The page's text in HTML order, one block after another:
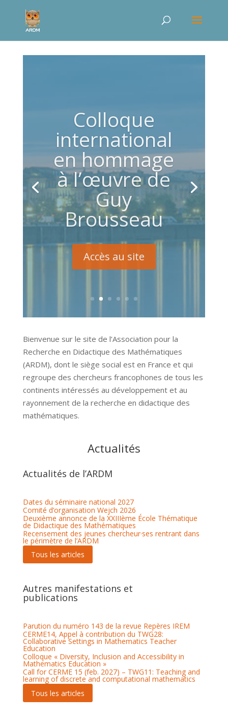
Colloque
international
en hommage
à l’œuvre de
Guy
Brousseau
Accès au site
Bienvenue sur le site de l’Association pour la
Recherche en Didactique des Mathématiques
(ARDM), dont le siège social est en France et qui
regroupe des chercheurs francophones de tous les
continents intéressés au développement et au
rayonnement de la recherche en didactique des
mathématiques.
Actualités
Actualités de l’ARDM
Dates du séminaire national 2027
Comité d’organisation Wejch 2026
Deuxième annonce de la XXIIIème École Thématique
de Didactique des Mathématiques
Recensement des jeunes chercheur·ses rentrant dans
le périmètre de l’ARDM
Tous les articles
Autres manifestations et
publications
Parution du numéro 143 de la revue Repères IREM
CERME14, Appel à contribution du TWG28:
Collaborative Settings in Mathematics Teacher
Education
Colloque « Diversity, Inclusion and Accessibility in
Mathematics Education »
Call for CERME 15 (feb. 2027) – TWG11: Teaching and
learning of discrete and computational mathematics
Tous les articles